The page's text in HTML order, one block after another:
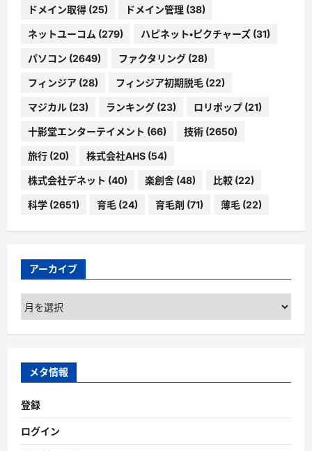
ドメイン取得 (25) ドメイン管理 (38)
ネットユーコム (279) ハピネット・ピクチャーズ (31)
パソコン (2649) ファクタリング (28)
フィンジア (28) フィンジア初期脱毛 (22)
マジカル (23) ランキング (23) ロリポップ (21)
十影堂エンターテイメント (66) 技術 (2650)
旅行 (20) 株式会社AHS (54)
株式会社デネット (40) 楽創舎 (48) 比較 (22)
科学 (2651) 育毛 (24) 育毛剤 (71) 薄毛 (22)
アーカイブ
ア
ー
カ
ブ
メタ情報
登録
ログイン